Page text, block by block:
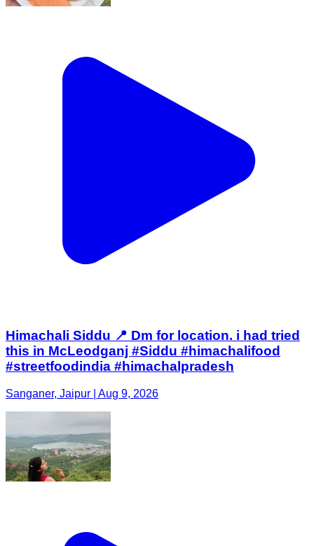
Himachali Siddu 📍 Dm for location. i had tried
this in McLeodganj #Siddu #himachalifood
#streetfoodindia #himachalpradesh
Sanganer, Jaipur | Aug 9, 2026